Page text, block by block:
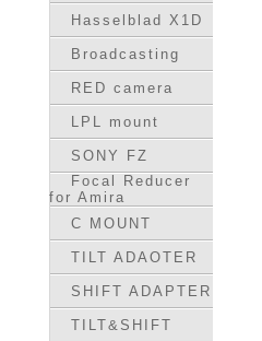
Hasselblad X1D
Broadcasting
RED camera
LPL mount
SONY FZ
Focal Reducer
for Amira
C MOUNT
TILT ADAOTER
SHIFT ADAPTER
TILT&SHIFT